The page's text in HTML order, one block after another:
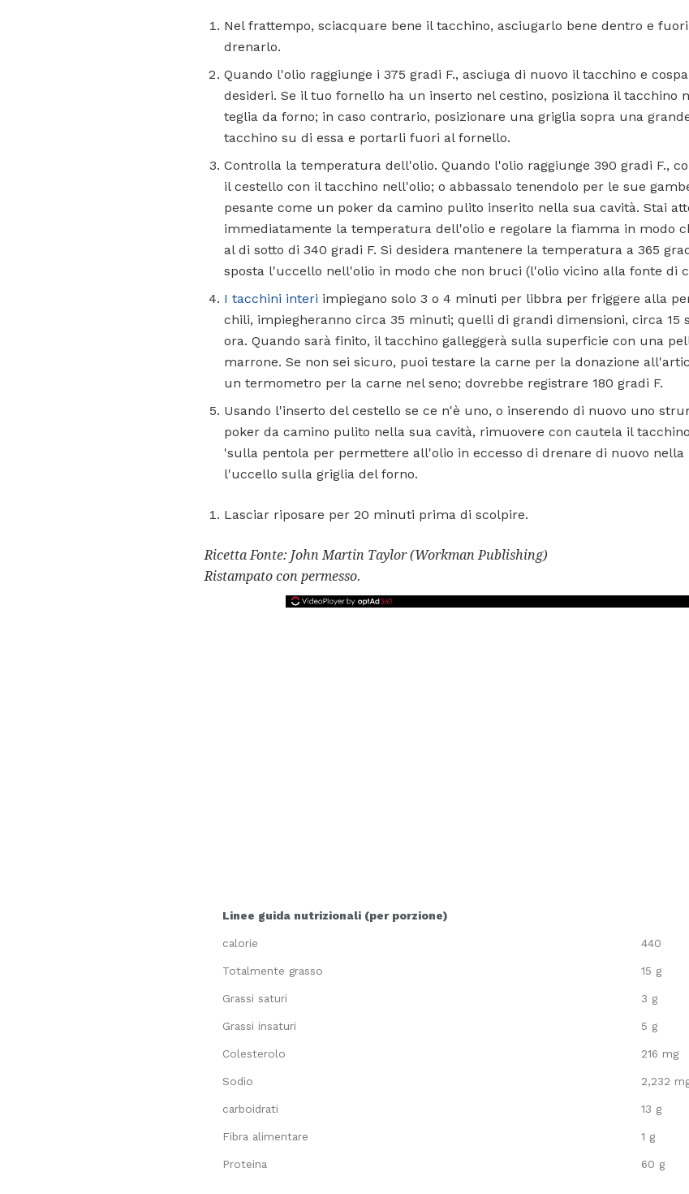
Nel frattempo, sciacquare bene il tacchino, asciugarlo bene dentro e
drenarlo.
Quando l'olio raggiunge i 375 gradi F., asciuga di nuovo il tacchino e
desideri. Se il tuo fornello ha un inserto nel cestino, posiziona il tacchino
teglia da forno; in caso contrario, posizionare una griglia sopra una
tacchino su di essa e portarli fuori al fornello.
Controlla la temperatura dell'olio. Quando l'olio raggiunge 390 gradi F.,
il cestello con il tacchino nell'olio; o abbassalo tenendolo per le sue
pesante come un poker da camino pulito inserito nella sua cavità. Stai
immediatamente la temperatura dell'olio e regolare la fiamma in modo
al di sotto di 340 gradi F. Si desidera mantenere la temperatura a 365
sposta l'uccello nell'olio in modo che non bruci (l'olio vicino alla fonte di
I tacchini interi impiegano solo 3 o 4 minuti per libbra per friggere alla
chili, impiegheranno circa 35 minuti; quelli di grandi dimensioni, circa 15
ora. Quando sarà finito, il tacchino galleggerà sulla superficie con una
marrone. Se non sei sicuro, puoi testare la carne per la donazione
un termometro per la carne nel seno; dovrebbe registrare 180 gradi F.
Usando l'inserto del cestello se ce n'è uno, o inserendo di nuovo uno
poker da camino pulito nella sua cavità, rimuovere con cautela il
'sulla pentola per permettere all'olio in eccesso di drenare di nuovo nella
l'uccello sulla griglia del forno.
Lasciar riposare per 20 minuti prima di scolpire.
Ricetta Fonte: John Martin Taylor (Workman Publishing)
Ristampato con permesso.
Linee guida nutrizionali (per porzione)
calorie 440
Totalmente grasso 15 g
Grassi saturi 3 g
Grassi insaturi 5 g
Colesterolo 216 mg
Sodio 2,232
carboidrati 13 g
Fibra alimentare 1 g
Proteina 60 g